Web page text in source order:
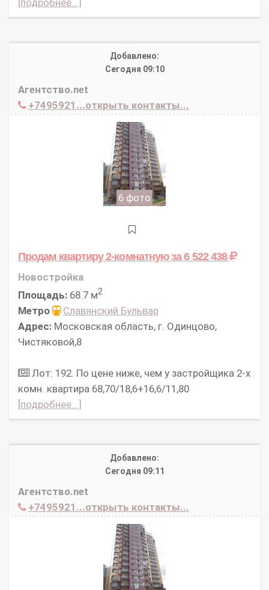
Добавлено:
Сегодня 09:10
Агентство.net
+7495921...открыть контакты...
6 фото
Продам квартиру 2-комнатнуюза 6 522 438
Новостройка
Площадь: 68.7 м2
Метро
Славянский Бульвар
Адрес: Московская область, г. Одинцово,
Чистяковой,8
Лот: 192. По цене ниже, чем у застройщика 2-х
комн. квартира 68,70/18,6+16,6/11,80
[подробнее...]
Добавлено:
Сегодня 09:11
Агентство.net
+7495921...открыть контакты...